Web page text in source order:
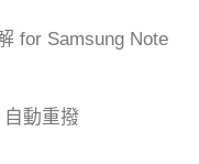
for Samsung Note
動重撥